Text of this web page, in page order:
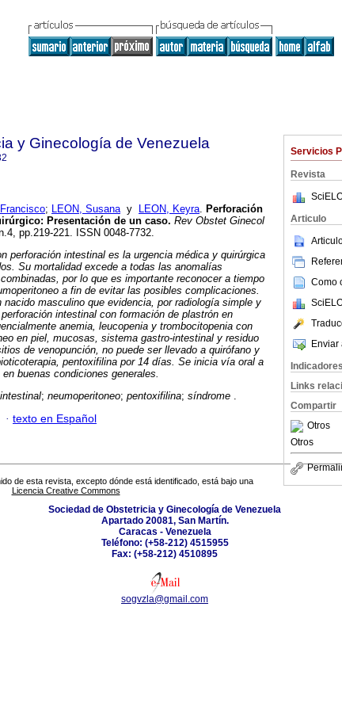
Servicios
Revista
Articulo
Como
Enviar
Indicadores
Links
Compartir
Otros
Otros
y Ginecología de Venezuela
; LEON, Susanay LEON, Keyra. Perforación
Presentación de un caso. Rev Obstet Ginecol
pp.219-221. ISSN 0048-7732.
perforación intestinal es la urgencia médica y quirúrgica
Su mortalidad excede a todas las anomalías
por lo que es importante reconocer a tiempo
a fin de evitar las posibles complicaciones.
masculino que evidencia, por radiología simple y
perforación intestinal con formación de plastrón en
anemia, leucopenia y trombocitopenia con
en piel, mucosas, sistema gastro-intestinal y residuo
de venopunción, no puede ser llevado a quirófano y
pentoxifilina por 14 días. Se inicia vía oral a
buenas condiciones generales.
; neumoperitoneo; pentoxifilina; síndrome .
· texto en Español
de esta revista, excepto dónde está identificado, está bajo una
Licencia Creative Commons
Sociedad de Obstetricia y Ginecología de Venezuela
Apartado 20081, San Martín.
Caracas - Venezuela
Teléfono: (+58-212) 4515955
Fax: (+58-212) 4510895
sogvzla@gmail.com